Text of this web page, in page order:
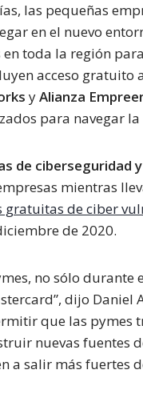
las pequeñas
en el nuevo
en toda la región
acceso gratuito
yAlianza
para navegar
de ciberseguridad
mientras
gratuitas de ciber
de 2020.
no sólo
dijo Daniel
que las
nuevas fuentes
a salir más fuertes